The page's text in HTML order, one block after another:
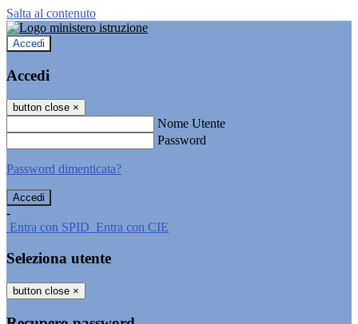
Salta al contenuto
Accedi
Accedi
button close ×
Nome Utente
Password
Password dimenticata?
-
Entra con SPID Entra con CIE
Seleziona utente
button close ×